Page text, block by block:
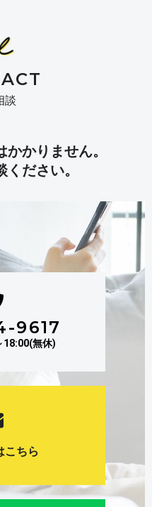
談
かりません。
ださい。
9617
18:00(無休)
こちら